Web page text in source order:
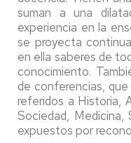
suman a una
experiencia en la
se proyecta
en ella saberes de
conocimiento.
de conferencias,
referidos a Historia,
Sociedad, Medicina,
expuestos por